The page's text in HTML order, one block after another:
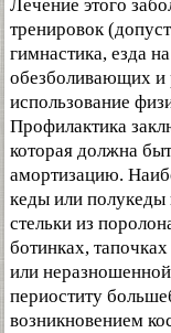
Лечение этого
тренировок
гимнастика, езда
обезболивающих и
использование
Профилактика
которая должна
амортизацию.
кеды или полукеды
стельки из
ботинках,
или
периоститу
возникновением